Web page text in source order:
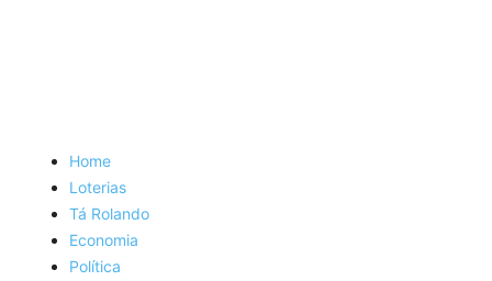
Home
Loterias
Tá Rolando
Economia
Política